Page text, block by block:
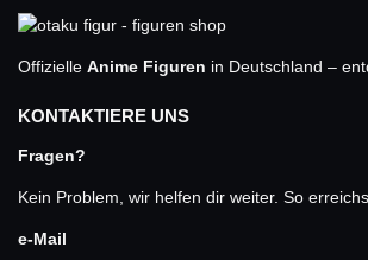
Offizielle Anime Figuren in Deutschland –
KONTAKTIERE UNS
Fragen?
Kein Problem, wir helfen dir weiter. So
e-Mail